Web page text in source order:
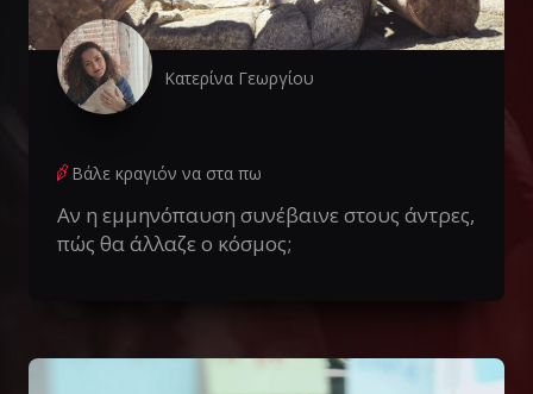
Κατερίνα Γεωργίου
Βάλε κραγιόν να στα πω
Αν η εμμηνόπαυση συνέβαινε στους άντρες,
πώς θα άλλαζε ο κόσμος;